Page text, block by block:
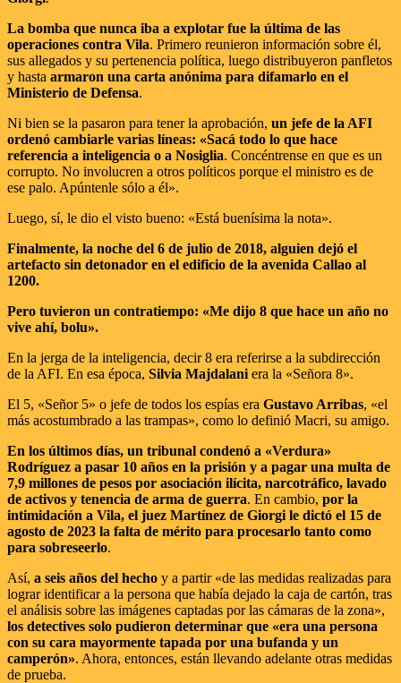
La bomba que nunca iba a explotar fue la última de las
operaciones contra Vila. Primero reunieron información sobre él,
sus allegados y su pertenencia política, luego distribuyeron panfletos
y hasta armaron una carta anónima para difamarlo en el
Ministerio de Defensa.
Ni bien se la pasaron para tener la aprobación, un jefe de la AFI
ordenó cambiarle varias líneas: «Sacá todo lo que hace
referencia a inteligencia o a Nosiglia. Concéntrense en que es un
corrupto. No involucren a otros políticos porque el ministro es de
ese palo. Apúntenle sólo a él».
Luego, sí, le dio el visto bueno: «Está buenísima la nota».
Finalmente, la noche del 6 de julio de 2018, alguien dejó el
artefacto sin detonador en el edificio de la avenida Callao al
1200.
Pero tuvieron un contratiempo: «Me dijo 8 que hace un año no
vive ahí, bolu».
En la jerga de la inteligencia, decir 8 era referirse a la subdirección
de la AFI. En esa época, Silvia Majdalani era la «Señora 8».
El 5, «Señor 5» o jefe de todos los espías era Gustavo Arribas, «el
más acostumbrado a las trampas», como lo definió Macri, su amigo.
En los últimos días, un tribunal condenó a «Verdura»
Rodríguez a pasar 10 años en la prisión y a pagar una multa de
7,9 millones de pesos por asociación ilícita, narcotráfico, lavado
de activos y tenencia de arma de guerra. En cambio, por la
intimidación a Vila, el juez Martínez de Giorgi le dictó el 15 de
agosto de 2023 la falta de mérito para procesarlo tanto como
para sobreseerlo.
Así, a seis años del hecho y a partir «de las medidas realizadas para
lograr identificar a la persona que había dejado la caja de cartón, tras
el análisis sobre las imágenes captadas por las cámaras de la zona»,
los detectives solo pudieron determinar que «era una persona
con su cara mayormente tapada por una bufanda y un
camperón». Ahora, entonces, están llevando adelante otras medidas
de prueba.